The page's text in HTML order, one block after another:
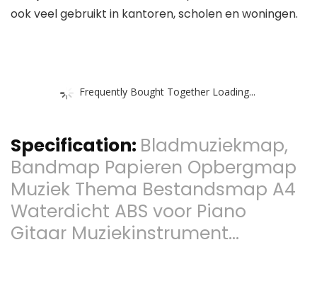
ook veel gebruikt in kantoren, scholen en woningen.
Frequently Bought Together Loading...
Specification: Bladmuziekmap,
Bandmap Papieren Opbergmap
Muziek Thema Bestandsmap A4
Waterdicht ABS voor Piano
Gitaar Muziekinstrument…